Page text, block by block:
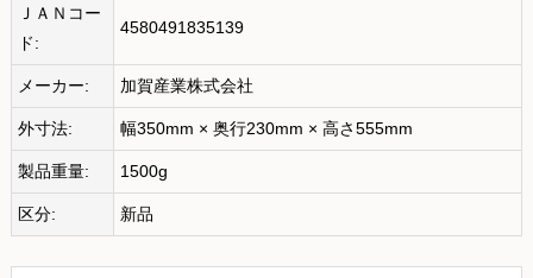
ＪＡＮコー
ド:
4580491835139
メーカー: 加賀産業株式会社
外寸法: 幅350mm × 奥行230mm × 高さ555mm
製品重量: 1500g
区分: 新品